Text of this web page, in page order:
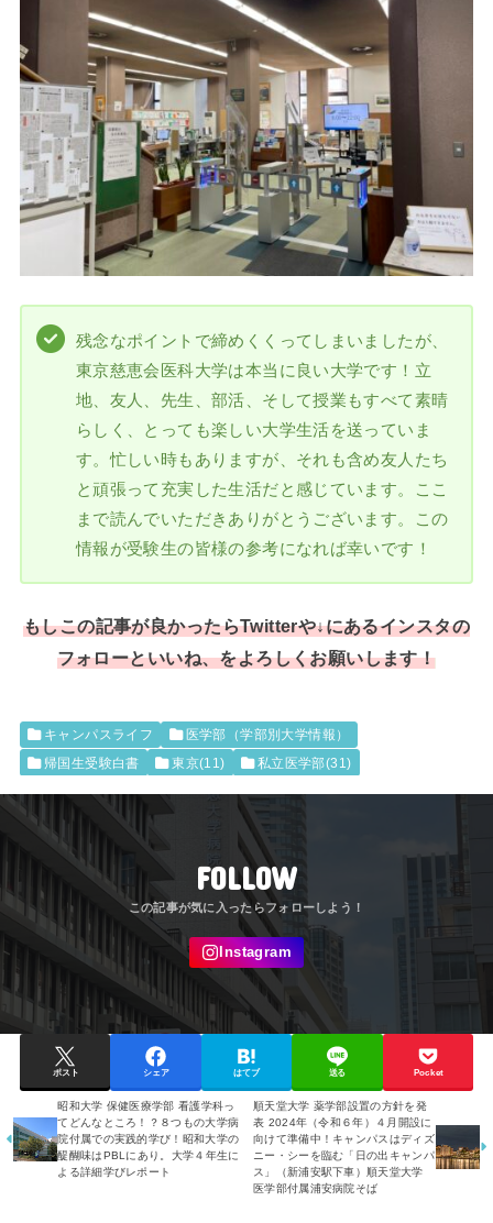
残念なポイントで締めくくってしまいましたが、
東京慈恵会医科大学は本当に良い大学です！立
地、友人、先生、部活、そして授業もすべて素晴
らしく、とっても楽しい大学生活を送っていま
す。忙しい時もありますが、それも含め友人たち
と頑張って充実した生活だと感じています。ここ
まで読んでいただきありがとうございます。この
情報が受験生の皆様の参考になれば幸いです！
もしこの記事が良かったらTwitterや↓にあるインスタの
フォローといいね、をよろしくお願いします！
キャンパスライフ
医学部（学部別大学情報）
帰国生受験白書
東京(11) 私立医学部(31)
FOLLOW
ポスト シェア はてブ 送る Pocket
昭和大学 保健医療学部 看護学科っ
てどんなところ！？８つもの大学病
院付属での実践的学び！昭和大学の
醍醐味はPBLにあり。大学４年生に
よる詳細学びレポート
順天堂大学 薬学部設置の方針を発
表 2024年（令和６年）４月開設に
向けて準備中！キャンパスはディズ
ニー・シーを臨む「日の出キャンパ
ス」（新浦安駅下車）順天堂大学
医学部付属浦安病院そば